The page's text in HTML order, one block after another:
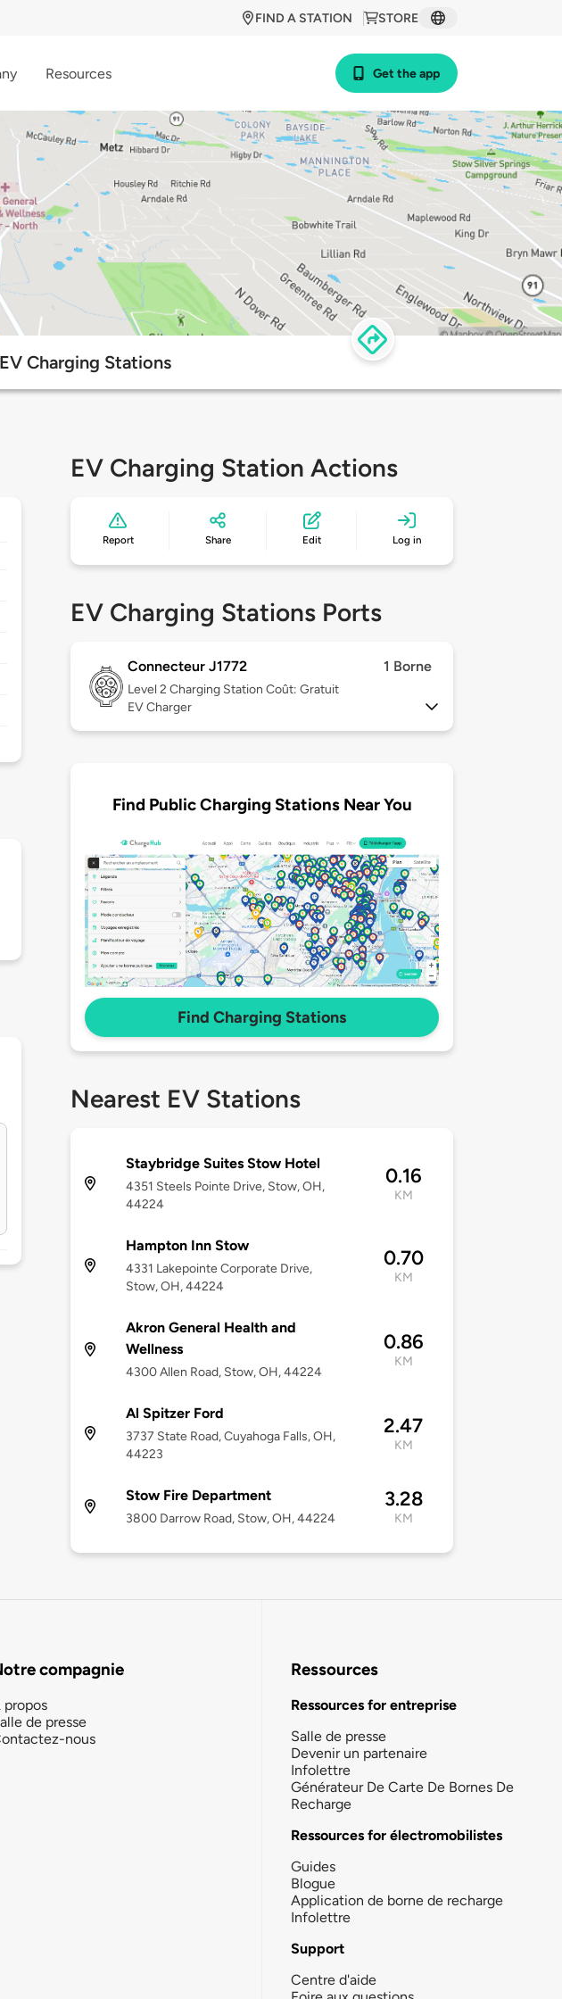
STORE
FIND A STATION
Resources Get the app
Charging Stations
EV Charging Station Actions
Report Share Edit Log in
EV Charging Stations Ports
Connecteur J1772 1 Borne
Level 2 Charging Station Coût: Gratuit
EV Charger
Find Public Charging Stations Near You
Find Charging Stations
Nearest EV Stations
Staybridge Suites Stow Hotel
4351 Steels Pointe Drive, Stow, OH,
44224
0.16
KM
Hampton Inn Stow
4331 Lakepointe Corporate Drive,
Stow, OH, 44224
0.70
KM
Akron General Health and
Wellness
4300 Allen Road, Stow, OH, 44224
0.86
KM
Al Spitzer Ford
3737 State Road, Cuyahoga Falls, OH,
44223
2.47
KM
Stow Fire Department
3800 Darrow Road, Stow, OH, 44224
3.28
KM
compagnie
propos
de presse
nous
Ressources
Ressources for entreprise
Salle de presse
Devenir un partenaire
Infolettre
Générateur De Carte De Bornes De
Recharge
Ressources for électromobilistes
Guides
Blogue
Application de borne de recharge
Infolettre
Support
Centre d'aide